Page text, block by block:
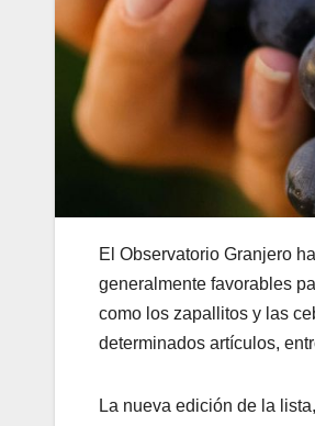
El Observatorio Granjero
generalmente favorables
como los zapallitos y las
determinados artículos,
La nueva edición de la